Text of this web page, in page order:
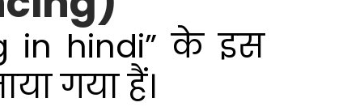
in hindi” के इस
गया हैं।